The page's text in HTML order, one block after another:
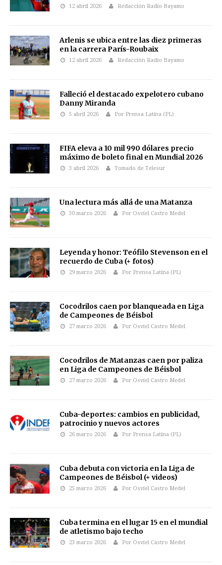
12 abril 2026 Redacción Radio Bayamo
Arlenis se ubica entre las diez primeras
en la carrera París-Roubaix
12 abril 2026 Redacción Radio Bayamo
Falleció el destacado expelotero cubano
Danny Miranda
5 abril 2026 Por Prensa Latina (PL)
FIFA eleva a 10 mil 990 dólares precio
máximo de boleto final en Mundial 2026
3 abril 2026 Tomado de Telesur
Una lectura más allá de una Matanza
30 marzo 2026 Por Osviel Castro Medel
Leyenda y honor: Teófilo Stevenson en el
recuerdo de Cuba (+ fotos)
29 marzo 2026 Por Prensa Latina (PL)
Cocodrilos caen por blanqueada en Liga
de Campeones de Béisbol
27 marzo 2026 Por Osviel Castro Medel
Cocodrilos de Matanzas caen por paliza
en Liga de Campeones de Béisbol
27 marzo 2026 Por Osviel Castro Medel
Cuba-deportes: cambios en publicidad,
patrocinio y nuevos actores
26 marzo 2026 Por Prensa Latina (PL)
Cuba debuta con victoria en la Liga de
Campeones de Béisbol (+ videos)
25 marzo 2026 Por Osviel Castro Medel
Cuba termina en el lugar 15 en el mundial
de atletismo bajo techo
23 marzo 2026 Por Osviel Castro Medel